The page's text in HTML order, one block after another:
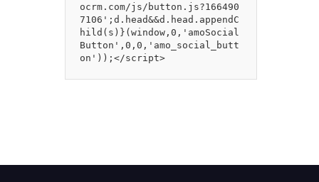
ocrm.com/js/button.js?166490
7106';d.head&&d.head.appendC
hild(s)}(window,0,'amoSocial
Button',0,0,'amo_social_butt
on'));</script>